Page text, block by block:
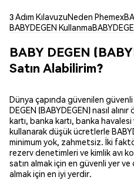
3 Adım KılavuzuNeden Phemex
BABYDEGEN Kullanma
BABY DEGEN
Satın Alabilirim?
Dünya çapında güvenilen
DEGEN (BABYDEGEN) nasıl
kartı, banka kartı, banka
kullanarak düşük ücretlerle
minimum yok, zahmetsiz. İki
rezerv denetimleri ve kimlik avı
satın almak için en güvenli yer ve
almak için en iyi yerdir.